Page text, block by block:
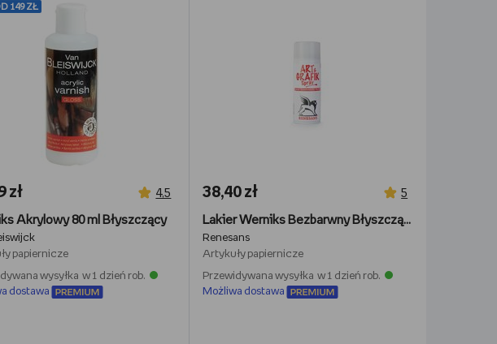
149 ZŁ
zł 4,5
Akrylowy 80 ml Błyszczący
papiernicze
wysyłka w 1 dzień rob.
dostawa
38,40 zł 5
Lakier Werniks Bezbarwny Błyszczący W Sprayu Do Akryli 400Ml
Renesans
Artykuły papiernicze
Przewidywana wysyłka w 1 dzień rob.
Możliwa dostawa